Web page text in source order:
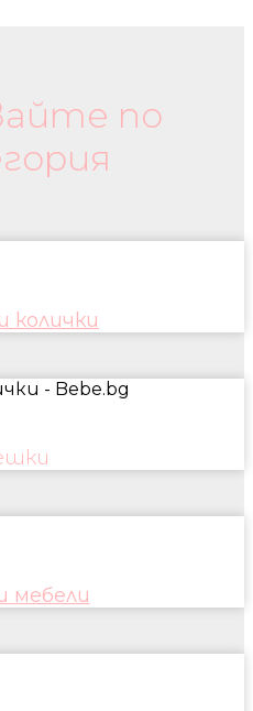
по
колички
мебели